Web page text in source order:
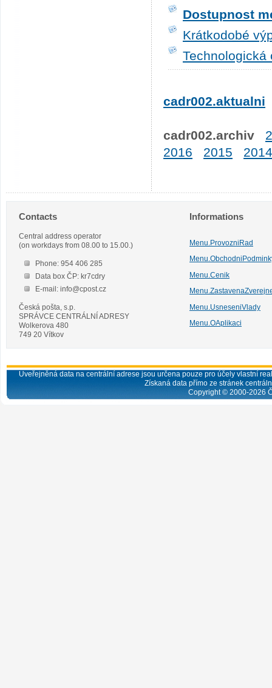
Dostupnost
Krátkodobé
Technologická
cadr002.aktualni
cadr002.archiv
2016
2015 2014
Contacts
Central address operator
(on workdays from 08.00 to 15.00.)
Phone: 954 406 285
Data box ČP: kr7cdry
E-mail: info@cpost.cz
Česká pošta, s.p.
SPRÁVCE CENTRÁLNÍ ADRESY
Wolkerova 480
749 20 Vítkov
Informations
Menu.ProvozniRad
Menu.Cenik
Menu.UsneseniVlady
Menu.OAplikaci
Uveřejněná data na centrální adrese jsou určena pouze pro účely vlastní
Získaná data přímo ze stránek
Copyright © 2000-2026